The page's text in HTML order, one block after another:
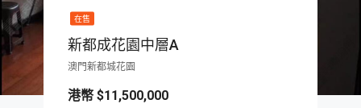
在售
新都成花園中層A
澳門新都城花園
$11,500,000